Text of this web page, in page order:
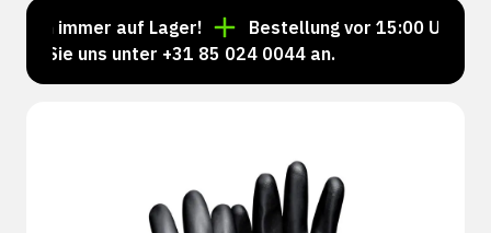
immer auf Lager!
Bestellung vor 15:00 Uhr =
Sie uns unter +31 85 024 0044 an.